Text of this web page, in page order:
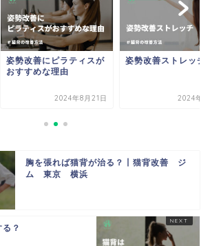
ラティスが
由
姿勢改善ストレッチ
ピラ
胸を張れば猫背が治る？丨猫背改善 ジ
ム 東京 横浜
？